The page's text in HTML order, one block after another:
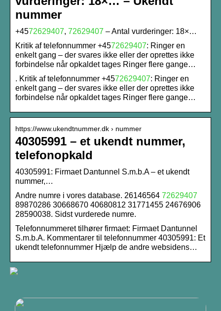
nummer
+4572629407, 72629407 – Antal vurderinger: 18×…
Kritik af telefonnummer +4572629407: Ringer en
enkelt gang – der svares ikke eller der oprettes ikke
forbindelse når opkaldet tages Ringer flere gange…
. Kritik af telefonnummer +4572629407: Ringer en
enkelt gang – der svares ikke eller der oprettes ikke
forbindelse når opkaldet tages Ringer flere gange…
https://www.ukendtnummer.dk › nummer
40305991 – et ukendt nummer,
telefonopkald
40305991: Firmaet Dantunnel S.m.b.A – et ukendt
nummer,…
Andre numre i vores database. 26146564 72629407
89870286 30668670 40680812 31771455 24676906
28590038. Sidst vurderede numre.
Telefonnummeret tilhører firmaet: Firmaet Dantunnel
S.m.b.A. Kommentarer til telefonnummer 40305991: Et
ukendt telefonnummer Hjælp de andre websidens…